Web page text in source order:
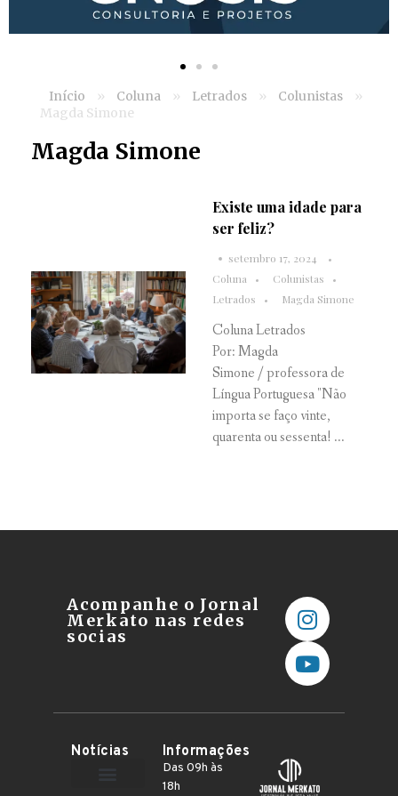
Início » Coluna » Letrados » Colunistas
»
Magda Simone
Magda Simone
Existe uma idade para
ser feliz?
setembro 17, 2024
Coluna
Colunistas
Letrados
Magda Simone
Coluna Letrados
Por: Magda
Simone / professora de
Língua Portuguesa "Não
importa se faço vinte,
quarenta ou sessenta! ...
Acompanhe o Jornal
Merkato nas redes
socias
Notícias Informações
Das 09h às
18h